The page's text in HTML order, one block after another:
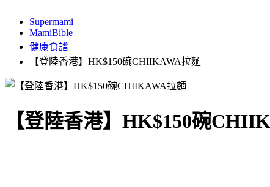
Supermami
MamiBible
健康食譜
【登陸香港】HK$150碗CHIIKAWA拉麵
【登陸香港】HK$150碗